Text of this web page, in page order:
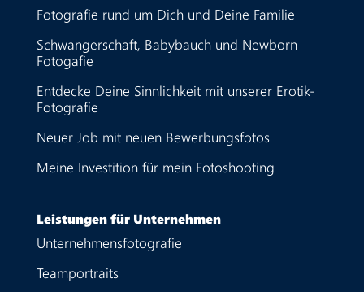
Fotografie rund um Dich und Deine Familie
Schwangerschaft, Babybauch und Newborn
Fotogafie
Entdecke Deine Sinnlichkeit mit unserer Erotik-
Fotografie
Neuer Job mit neuen Bewerbungsfotos
Meine Investition für mein Fotoshooting
Leistungen für Unternehmen
Unternehmensfotografie
Teamportraits